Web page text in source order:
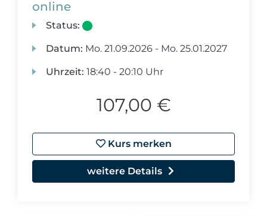
online
Status:
Datum: Mo. 21.09.2026 - Mo. 25.01.2027
Uhrzeit: 18:40 - 20:10 Uhr
107,00 €
Kurs merken
weitere Details